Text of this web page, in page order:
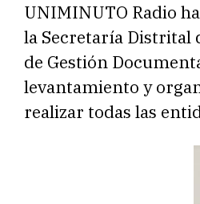
UNIMINUTO Radio
la Secretaría Distrital
de Gestión
levantamiento y
realizar todas las